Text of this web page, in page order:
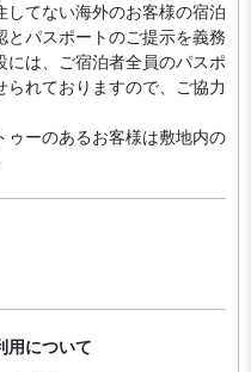
てない海外のお客様の宿泊
パスポートのご提示を義務
は、ご宿泊者全員のパスポ
れておりますの​で、ご協力
ゥーのあるお客様は敷地内の
用について